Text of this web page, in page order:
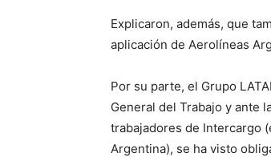
Explicaron, además, que
aplicación de Aerolíneas
Por su parte, el Grupo
General del Trabajo y ante
trabajadores de Intercargo
Argentina), se ha visto